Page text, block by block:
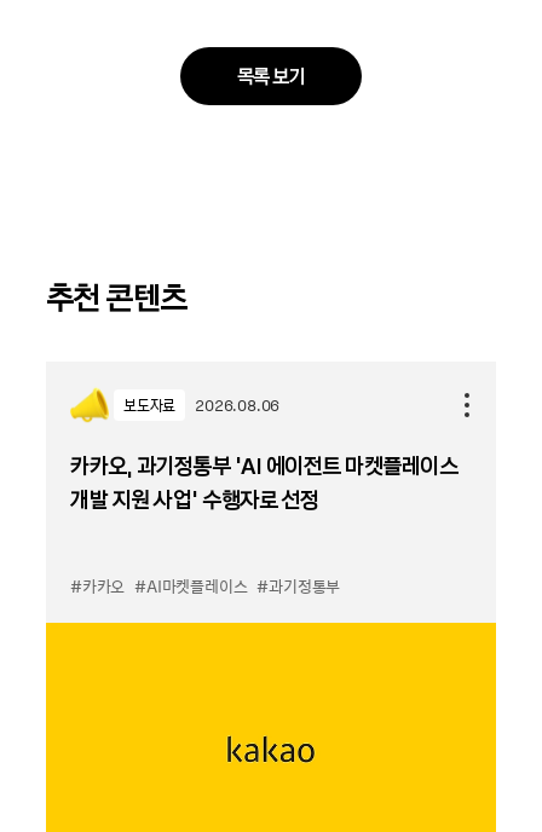
목록 보기
추천 콘텐츠
보도자료 2026.08.06
카카오, 과기정통부 ‘AI 에이전트 마켓플레이스
개발 지원 사업’ 수행자로 선정
#카카오 #AI마켓플레이스 #과기정통부